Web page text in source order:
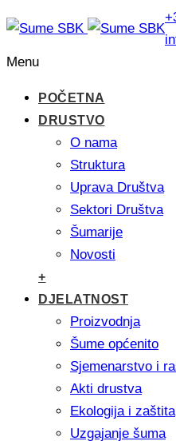
Menu
POČETNA
DRUSTVO
O nama
Struktura
Uprava Društva
Sektori Društva
Šumarije
Novosti
+
DJELATNOST
Proizvodnja
Šume općenito
Sjemenarstvo i
Akti drustva
Ekologija i zaštita
Uzgajanje šuma